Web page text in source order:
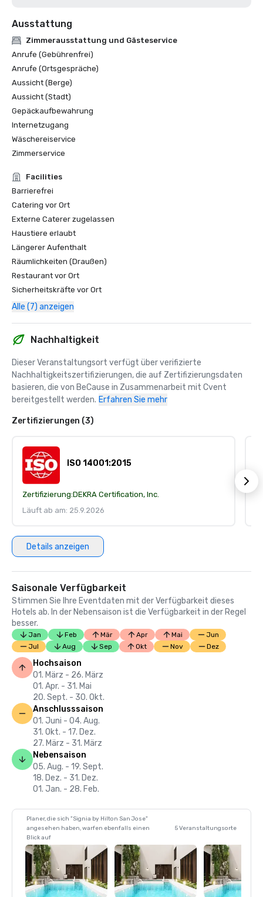
Ausstattung
Zimmerausstattung und Gästeservice
Anrufe (Gebührenfrei)
Anrufe (Ortsgespräche)
Aussicht (Berge)
Aussicht (Stadt)
Gepäckaufbewahrung
Internetzugang
Wäschereiservice
Zimmerservice
Facilities
Barrierefrei
Catering vor Ort
Externe Caterer zugelassen
Haustiere erlaubt
Längerer Aufenthalt
Räumlichkeiten (Draußen)
Restaurant vor Ort
Sicherheitskräfte vor Ort
Alle (7) anzeigen
Nachhaltigkeit
Dieser Veranstaltungsort verfügt über verifizierte
Nachhaltigkeitszertifizierungen, die auf Zertifizierungsdaten
basieren, die von BeCause in Zusammenarbeit mit Cvent
bereitgestellt werden. Erfahren Sie mehr
Zertifizierungen (3)
ISO 14001:2015
Zertifizierung:DEKRA Certification, Inc.
Läuft ab am: 25.9.2026
Details anzeigen
Saisonale Verfügbarkeit
Stimmen Sie Ihre Eventdaten mit der Verfügbarkeit dieses
Hotels ab. In der Nebensaison ist die Verfügbarkeit in der Regel
besser.
Jan Feb Mär Apr Mai
Jun
Jul
Aug Sep Okt Nov Dez
Hochsaison
01. März - 26. März
01. Apr. - 31. Mai
20. Sept. - 30. Okt.
Anschlusssaison
01. Juni - 04. Aug.
31. Okt. - 17. Dez.
27. März - 31. März
Nebensaison
05. Aug. - 19. Sept.
18. Dez. - 31. Dez.
01. Jan. - 28. Feb.
Planer, die sich "Signia by Hilton San Jose"
angesehen haben, warfen ebenfalls einen
Blick auf
5 Veranstaltungsorte